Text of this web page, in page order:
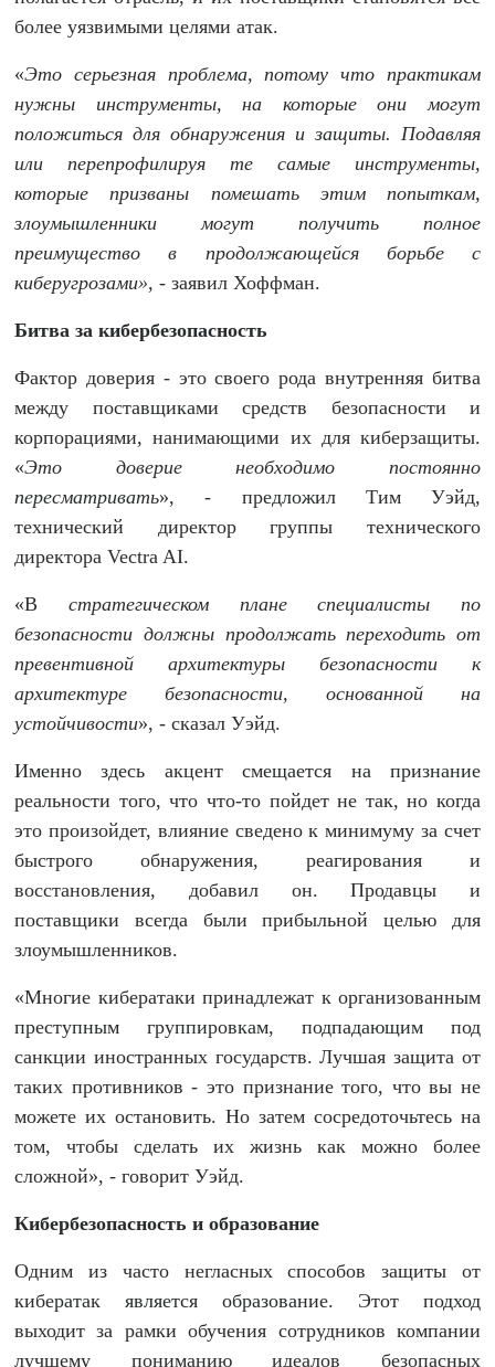
более уязвимыми целями атак.
«Это серьезная проблема, потому что практикам
нужны инструменты, на которые они могут
положиться для обнаружения и защиты. Подавляя
или перепрофилируя те самые инструменты,
которые призваны помешать этим попыткам,
злоумышленники могут получить
полное
преимущество в продолжающейся борьбе с
киберугрозами», - заявил Хоффман.
Битва за кибербезопасность
Фактор доверия - это своего рода внутренняя битва
между поставщиками средств безопасности и
корпорациями, нанимающими их для киберзащиты.
«Это доверие необходимо постоянно
пересматривать», - предложил Тим Уэйд,
технический директор группы технического
директора Vectra AI.
«В стратегическом плане специалисты по
безопасности должны продолжать переходить от
превентивной архитектуры безопасности к
архитектуре безопасности, основанной на
устойчивости», - сказал Уэйд.
Именно здесь акцент смещается на признание
реальности того, что что-то пойдет не так, но когда
это произойдет, влияние сведено к минимуму за счет
быстрого обнаружения, реагирования и
восстановления, добавил он. Продавцы и
поставщики всегда были прибыльной целью для
злоумышленников.
«Многие кибератаки принадлежат к организованным
преступным группировкам, подпадающим под
санкции иностранных государств. Лучшая защита от
таких противников - это признание того, что вы не
можете их остановить. Но затем сосредоточьтесь на
том, чтобы сделать их жизнь как можно более
сложной», - говорит Уэйд.
Кибербезопасность и образование
Одним из часто негласных способов защиты от
кибератак является образование. Этот подход
выходит за рамки обучения сотрудников компании
лучшему пониманию идеалов безопасных